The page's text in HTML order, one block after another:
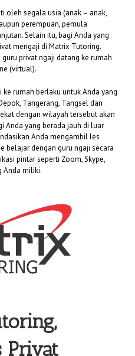
oleh segala usia (anak – anak,
perempuan, pemula
Selain itu, bagi Anda yang
mengaji di Matrix Tutoring.
privat ngaji datang ke rumah
(virtual).
rumah berlaku untuk Anda yang
Tangerang, Tangsel dan
dengan wilayah tersebut akan
Anda yang berada jauh di luar
Anda mengambil les
belajar dengan guru ngaji secara
pintar seperti Zoom, Skype,
Anda miliki.
Privat